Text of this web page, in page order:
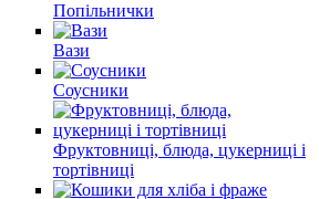
Попільнички
Вази
Соусники
Фруктовниці, блюда, цукерниці і
тортівниці